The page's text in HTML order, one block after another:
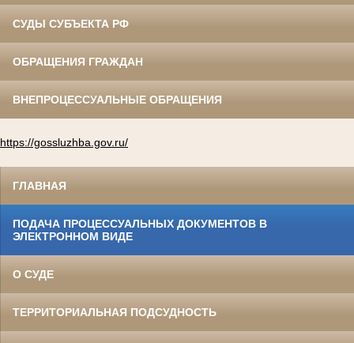
СУДЫ СУБЪЕКТА РФ
ОБРАЩЕНИЯ ГРАЖДАН
ВНЕПРОЦЕССУАЛЬНЫЕ ОБРАЩЕНИЯ
https://gossluzhba.gov.ru/
ГЛАВНАЯ
ПОДАЧА ПРОЦЕССУАЛЬНЫХ ДОКУМЕНТОВ В
ЭЛЕКТРОННОМ ВИДЕ
О СУДЕ
ТЕРРИТОРИАЛЬНАЯ ПОДСУДНОСТЬ